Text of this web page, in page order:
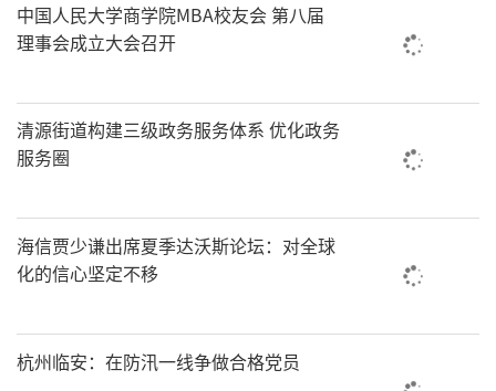
中国人民大学商学院MBA校友会 第八届
理事会成立大会召开
清源街道构建三级政务服务体系 优化政务
服务圈
海信贾少谦出席夏季达沃斯论坛：对全球
化的信心坚定不移
杭州临安：在防汛一线争做合格党员